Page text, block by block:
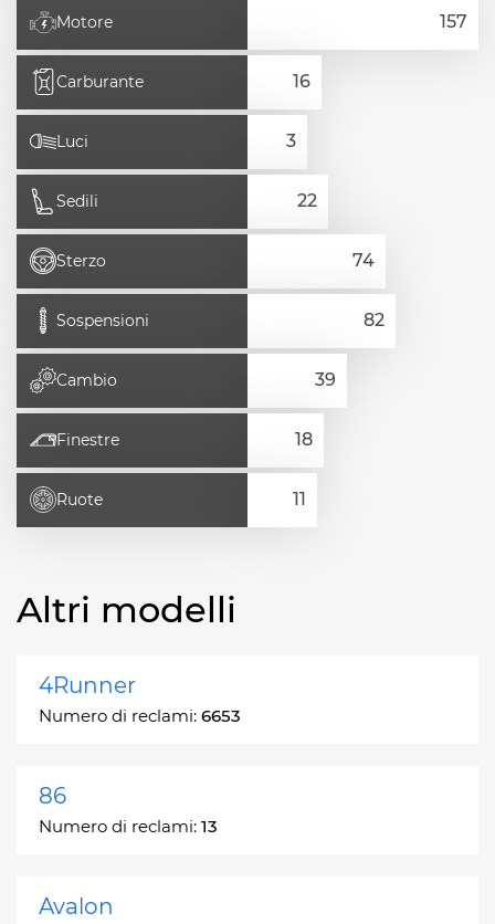
Motore
Carburante
Luci
Sedili
Sterzo
Sospensioni
Cambio
Finestre
Ruote
Altri modelli
4Runner
Numero di reclami: 6653
86
Numero di reclami: 13
Avalon